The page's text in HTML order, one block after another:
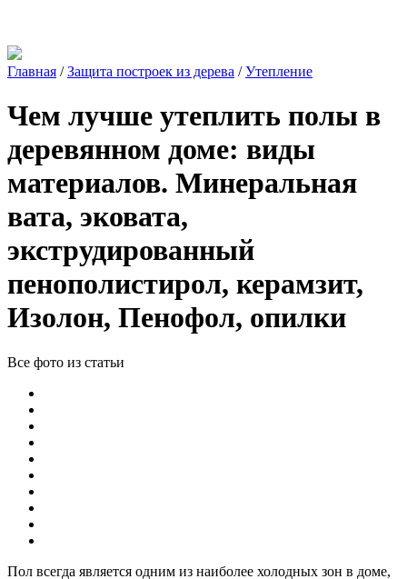
Главная /Защита построек из дерева /Утепление
Чем лучше утеплить полы в
деревянном доме: виды
материалов. Минеральная
вата, эковата,
экструдированный
пенополистирол, керамзит,
Изолон, Пенофол, опилки
Все фото из статьи
Пол всегда является одним из наиболее холодных зон в доме,